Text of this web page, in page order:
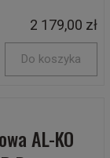
2 179,00 zł
Do koszyka
AL-KO